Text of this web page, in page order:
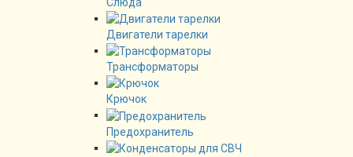
Двигатели тарелки
Трансформаторы
Крючок
Предохранитель